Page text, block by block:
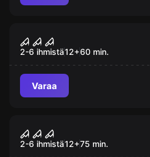
Hääled
2-6 ihmistä12+60 min.
Varaa
Suljettu
2-6 ihmistä12+75 min.